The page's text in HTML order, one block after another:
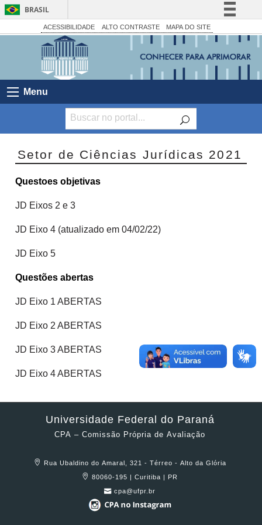
BRASIL
Simplifique!
Comunica BR
Acesso à informação
Canais
ACESSIBILIDADE ALTO CONTRASTE MAPA DO SITE
Menu
Setor de Ciências Jurídicas 2021
Questoes objetivas
JD Eixos 2 e 3
JD Eixo 4 (atualizado em 04/02/22)
JD Eixo 5
Questões abertas
JD Eixo 1 ABERTAS
JD Eixo 2 ABERTAS
JD Eixo 3 ABERTAS
JD Eixo 4 ABERTAS
Universidade Federal do Paraná
CPA – Comissão Própria de Avaliação
Rua Ubaldino do Amaral, 321 - Térreo - Alto da Glória
80060-195 | Curitiba | PR
cpa@ufpr.br